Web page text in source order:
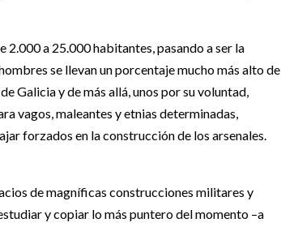
a 25.000 habitantes, pasando a ser la
se llevan un porcentaje mucho más alto de
Galicia y de más allá, unos por su voluntad,
vagos, maleantes y etnias determinadas,
forzados en la construcción de los arsenales.
de magníficas construcciones militares y
y copiar lo más puntero del momento –a